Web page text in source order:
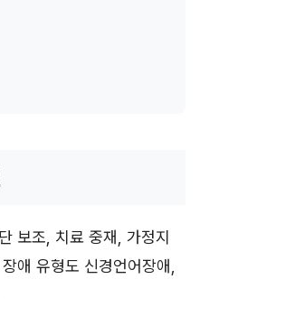
보조, 치료 중재, 가정지
애 유형도 신경언어장애,